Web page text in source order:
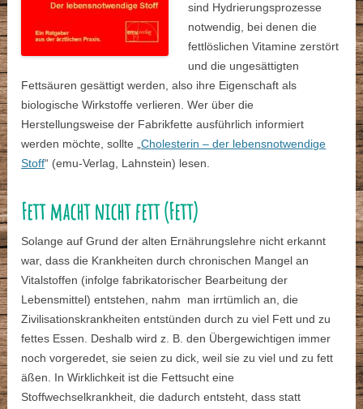
sind Hydrierungsprozesse
notwendig, bei denen die
fettlöslichen Vitamine zerstört
und die ungesättigten
Fettsäuren gesättigt werden, also ihre Eigenschaft als
biologische Wirkstoffe verlieren. Wer über die
Herstellungsweise der Fabrikfette ausführlich informiert
werden möchte, sollte „Cholesterin – der lebensnotwendige
Stoff“ (emu-Verlag, Lahnstein) lesen.
Fett macht nicht fett (Fett)
Solange auf Grund der alten Ernährungslehre nicht erkannt
war, dass die Krankheiten durch chronischen Mangel an
Vitalstoffen (infolge fabrikatorischer Bearbeitung der
Lebensmittel) entstehen, nahm man irrtümlich an, die
Zivilisationskrankheiten entstünden durch zu viel Fett und zu
fettes Essen. Deshalb wird z. B. den Übergewichtigen immer
noch vorgeredet, sie seien zu dick, weil sie zu viel und zu fett
äßen. In Wirklichkeit ist die Fettsucht eine
Stoffwechselkrankheit, die dadurch entsteht, dass statt